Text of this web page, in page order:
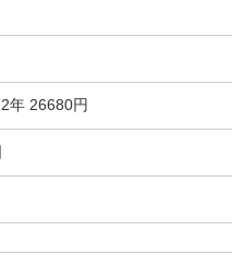
年 26680円